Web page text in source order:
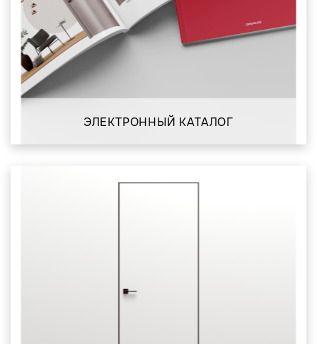
ЭЛЕКТРОННЫЙ КАТАЛОГ